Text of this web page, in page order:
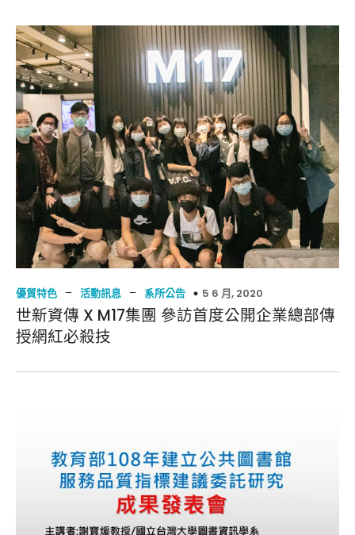
優質特色 – 活動訊息 – 系所公告 5 6 月, 2020
世新資傳 X M17集團 參訪首度公開企業總部傳
授網紅必殺技